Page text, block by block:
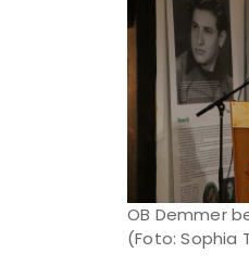
OB Demmer
(Foto: Sophia